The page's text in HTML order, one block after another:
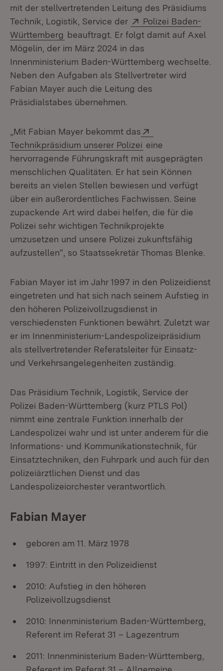
mit der stellvertretenden Leitung des Präsidiums
Technik, Logistik, Service der
Extern:
Polizei Baden-
Württemberg (Öffnet in neuem Fenster)
beauftragt. Er folgt damit auf Axel
Mögelin, der im März 2024 in das
Innenministerium Baden-Württemberg wechselte.
Neben den Aufgaben als Stellvertreter wird
Fabian Mayer auch die Leitung des
Präsidialstabes übernehmen.
„Mit Fabian Mayer bekommt das
Technikpräsidium unserer Polizei (Öffnet in neuem
eine
hervorragende Führungskraft mit ausgeprägten
menschlichen Qualitäten. Er hat sein Können
bereits an vielen Stellen bewiesen und verfügt
über ein außerordentliches Fachwissen. Seine
zupackende Art wird dabei helfen, die für die
Polizei sehr wichtigen Technikprojekte
umzusetzen und unsere Polizei zukunftsfähig
aufzustellen“, so Staatssekretär Thomas Blenke.
Fabian Mayer ist im Jahr 1997 in den Polizeidienst
eingetreten und hat sich nach seinem Aufstieg in
den höheren Polizeivollzugsdienst in
verschiedensten Funktionen bewährt. Zuletzt war
er im Innenministerium-Landespolizeipräsidium
als stellvertretender Referatsleiter für Einsatz-
und Verkehrsangelegenheiten zuständig.
Das Präsidium Technik, Logistik, Service der
Polizei Baden-Württemberg (kurz PTLS Pol)
nimmt eine zentrale Funktion innerhalb der
Landespolizei wahr und ist unter anderem für die
Informations- und Kommunikationstechnik, für
Einsatztechniken, den Fuhrpark und auch für den
polizeiärztlichen Dienst und das
Landespolizeiorchester verantwortlich.
Fabian Mayer
geboren am 11. März 1978
1997: Eintritt in den Polizeidienst
2010: Aufstieg in den höheren
Polizeivollzugsdienst
2010: Innenministerium Baden-Württemberg,
Referent im Referat 31 – Lagezentrum
2011: Innenministerium Baden-Württemberg,